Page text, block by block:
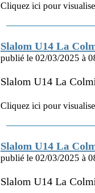
Cliquez ici pour
Slalom U14 La
publié le 02/03/2025 à
Slalom U14 La
Cliquez ici pour
Slalom U14 La
publié le 02/03/2025 à
Slalom U14 La